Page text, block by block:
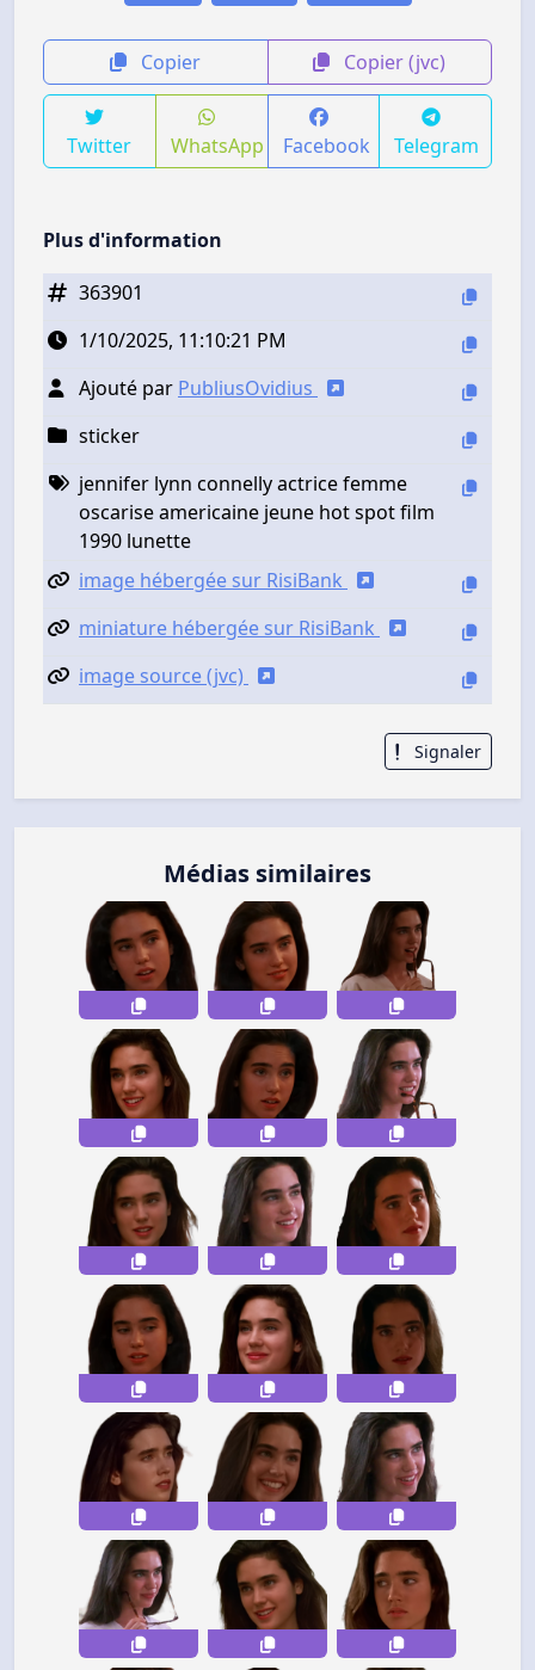
Copier Copier (jvc)
Twitter WhatsApp Facebook Telegram
Plus d'information
363901
1/10/2025, 11:10:21 PM
Ajouté par PubliusOvidius
sticker
jennifer lynn connelly actrice femme
oscarise americaine jeune hot spot film
1990 lunette
image hébergée sur RisiBank
miniature hébergée sur RisiBank
image source (jvc)
Signaler
Médias similaires